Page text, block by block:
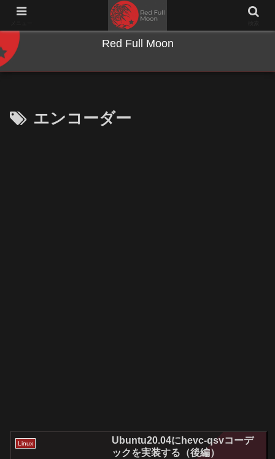
NWとキーボードのジャンク沼に沈む夜
Red Full Moon
エンコーダー
Linux
Ubuntu20.04にhevc-qsvコーデ
ックを実装する（後編）